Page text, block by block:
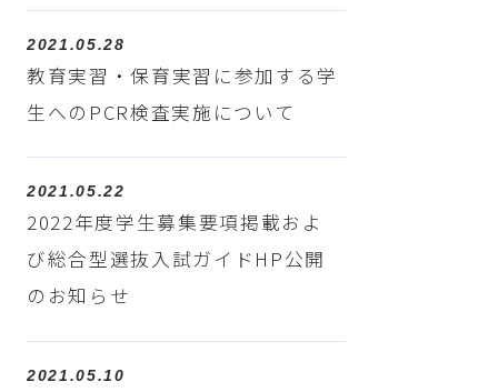
2021.05.28
教育実習・保育実習に参加する学
生へのPCR検査実施について
2021.05.22
2022年度学生募集要項掲載およ
び総合型選抜入試ガイドHP公開
のお知らせ
2021.05.10